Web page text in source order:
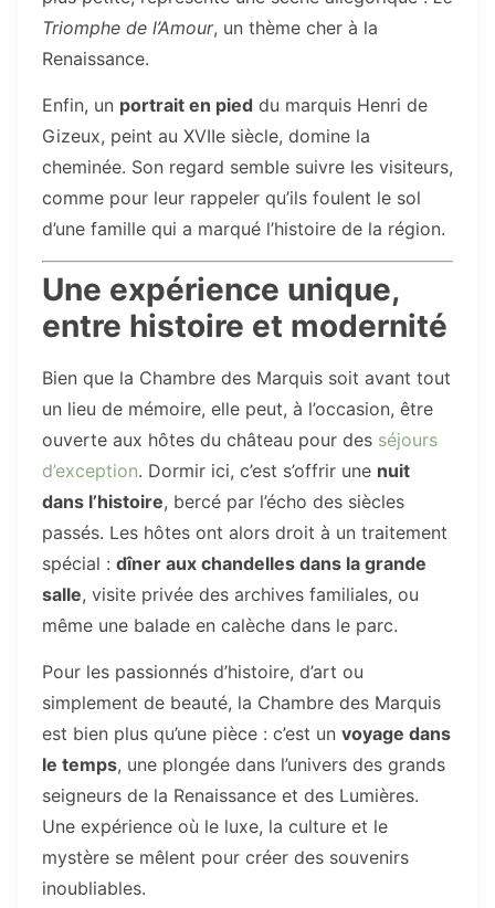
Triomphe de l’Amour, un thème cher à la
Renaissance.
Enfin, un portrait en pied du marquis Henri de
Gizeux, peint au XVIIe siècle, domine la
cheminée. Son regard semble suivre les visiteurs,
comme pour leur rappeler qu’ils foulent le sol
d’une famille qui a marqué l’histoire de la région.
Une expérience unique,
entre histoire et modernité
Bien que la Chambre des Marquis soit avant tout
un lieu de mémoire, elle peut, à l’occasion, être
ouverte aux hôtes du château pour des séjours
d’exception. Dormir ici, c’est s’offrir une nuit
dans l’histoire, bercé par l’écho des siècles
passés. Les hôtes ont alors droit à un traitement
spécial : dîner aux chandelles dans la grande
salle, visite privée des archives familiales, ou
même une balade en calèche dans le parc.
Pour les passionnés d’histoire, d’art ou
simplement de beauté, la Chambre des Marquis
est bien plus qu’une pièce : c’est un voyage dans
le temps, une plongée dans l’univers des grands
seigneurs de la Renaissance et des Lumières.
Une expérience où le luxe, la culture et le
mystère se mêlent pour créer des souvenirs
inoubliables.